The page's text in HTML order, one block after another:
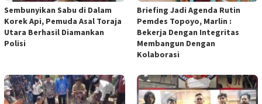
Sembunyikan Sabu di Dalam
Korek Api, Pemuda Asal Toraja
Utara Berhasil Diamankan
Polisi
Briefing Jadi Agenda Rutin
Pemdes Topoyo, Marlin :
Bekerja Dengan Integritas
Membangun Dengan
Kolaborasi